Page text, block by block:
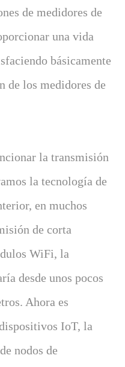
de medidores de
una vida
básicamente
de los medidores de
la transmisión
la tecnología de
en muchos
de corta
WiFi, la
desde unos pocos
Ahora es
IoT, la
nodos de